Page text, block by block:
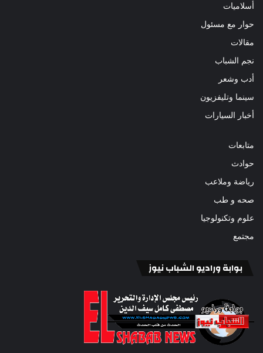
أسلاميات
حوار مع مسئول
مقالات
نجم الشباب
أدب وشعر
سينما وتليفزيون
أخبار السيارات
متابعات
حوادث
رياضة وملاعب
صحه و طب
علوم وتكنولوجيا
مجتمع
بوابة وراديو الشباب نيوز